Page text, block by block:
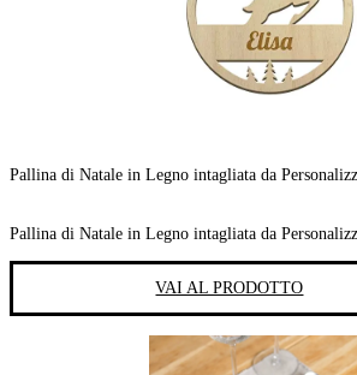
Pallina di Natale in Legno intagliata da
Pallina di Natale in Legno intagliata da
VAI AL PRODOTTO